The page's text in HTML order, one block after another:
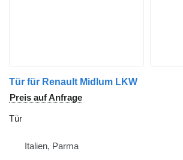
Tür für Renault Midlum LKW
Preis auf Anfrage
Tür
Italien, Parma